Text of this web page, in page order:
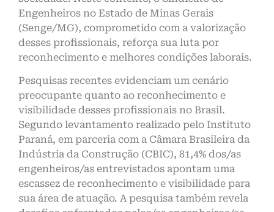
Engenheiros no Estado de Minas Gerais
(Senge/MG), comprometido com a valorização
desses profissionais, reforça sua luta por
reconhecimento e melhores condições laborais.
Pesquisas recentes evidenciam um cenário
preocupante quanto ao reconhecimento e
visibilidade desses profissionais no Brasil.
Segundo levantamento realizado pelo Instituto
Paraná, em parceria com a Câmara Brasileira da
Indústria da Construção (CBIC), 81,4% dos/as
engenheiros/as entrevistados apontam uma
escassez de reconhecimento e visibilidade para
sua área de atuação. A pesquisa também revela